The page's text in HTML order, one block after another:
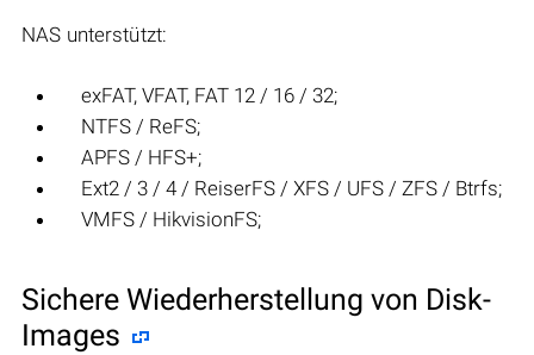
NAS unterstützt:
exFAT, VFAT, FAT 12 / 16 / 32;
NTFS / ReFS;
APFS / HFS+;
Ext2 / 3 / 4 / ReiserFS / XFS / UFS / ZFS / Btrfs;
VMFS / HikvisionFS;
Sichere Wiederherstellung von Disk-
Images